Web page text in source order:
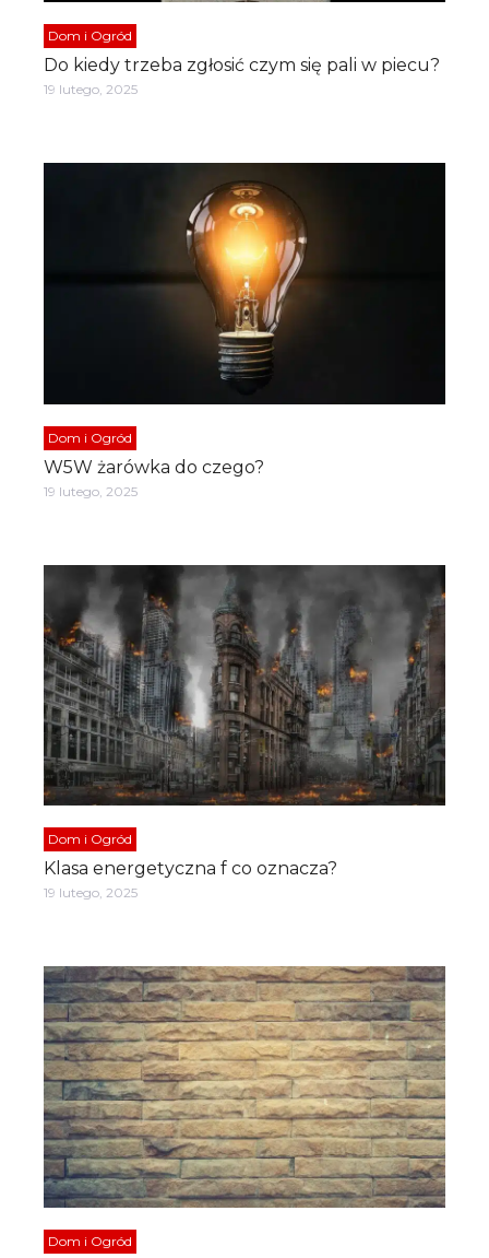
Dom i Ogród
Do kiedy trzeba zgłosić czym się pali w piecu?
19 lutego, 2025
Dom i Ogród
W5W żarówka do czego?
19 lutego, 2025
Dom i Ogród
Klasa energetyczna f co oznacza?
19 lutego, 2025
Dom i Ogród